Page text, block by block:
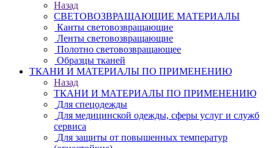
Назад
СВЕТОВОЗВРАЩАЮЩИЕ МАТЕРИАЛЫ
Канты световозвращающие
Ленты световозвращающие
Полотно световозвращающее
Образцы тканей
ТКАНИ И МАТЕРИАЛЫ ПО ПРИМЕНЕНИЮ
Назад
ТКАНИ И МАТЕРИАЛЫ ПО ПРИМЕНЕНИЮ
Для спецодежды
Для медицинской одежды, сферы услуг и служб
сервиса
Для защиты от повышенных температур